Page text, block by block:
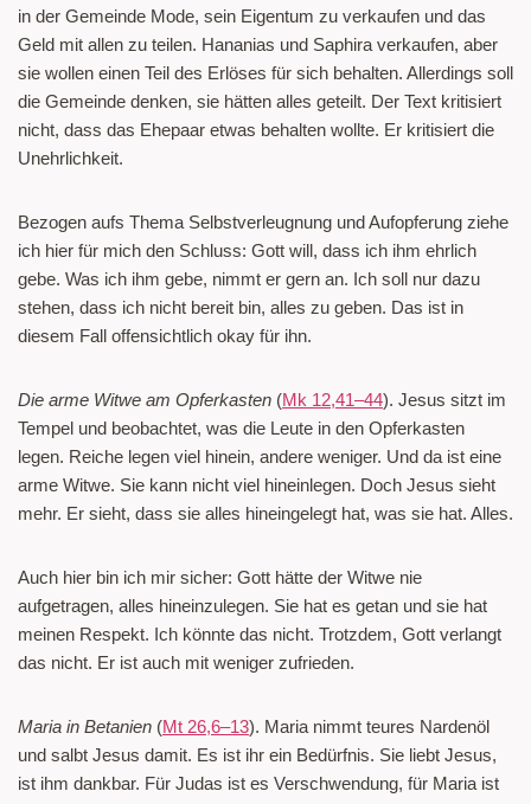
in der Gemeinde Mode, sein Eigentum zu verkaufen und das
Geld mit allen zu teilen. Hananias und Saphira verkaufen, aber
sie wollen einen Teil des Erlöses für sich behalten. Allerdings soll
die Gemeinde denken, sie hätten alles geteilt. Der Text kritisiert
nicht, dass das Ehepaar etwas behalten wollte. Er kritisiert die
Unehrlichkeit.
Bezogen aufs Thema Selbstverleugnung und Aufopferung ziehe
ich hier für mich den Schluss: Gott will, dass ich ihm ehrlich
gebe. Was ich ihm gebe, nimmt er gern an. Ich soll nur dazu
stehen, dass ich nicht bereit bin, alles zu geben. Das ist in
diesem Fall offensichtlich okay für ihn.
Die arme Witwe am Opferkasten (Mk 12,41–44). Jesus sitzt im
Tempel und beobachtet, was die Leute in den Opferkasten
legen. Reiche legen viel hinein, andere weniger. Und da ist eine
arme Witwe. Sie kann nicht viel hineinlegen. Doch Jesus sieht
mehr. Er sieht, dass sie alles hineingelegt hat, was sie hat. Alles.
Auch hier bin ich mir sicher: Gott hätte der Witwe nie
aufgetragen, alles hineinzulegen. Sie hat es getan und sie hat
meinen Respekt. Ich könnte das nicht. Trotzdem, Gott verlangt
das nicht. Er ist auch mit weniger zufrieden.
Maria in Betanien (Mt 26,6–13). Maria nimmt teures Nardenöl
und salbt Jesus damit. Es ist ihr ein Bedürfnis. Sie liebt Jesus,
ist ihm dankbar. Für Judas ist es Verschwendung, für Maria ist